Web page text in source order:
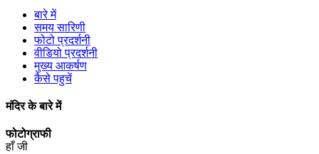
बारे में
समय सारिणी
फोटो प्रदर्शनी
वीडियो प्रदर्शनी
मुख्य आकर्षण
कैसे पहुचें
मंदिर के बारे में
फोटोग्राफी
हाँ जी